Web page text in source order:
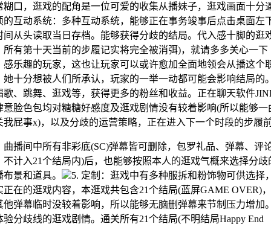
糊口，逛戏的配角是一位可爱的收集从播妹子，逛戏画面十分
的互动系统：多种互动系统，能够正在事务竣事后点击桌面左
间从头读取当日存档。能够获得分歧的结局。代入感十脚的逛
所有第十天当前的步履记实将完全被消弭)，就请多多关心一下
感乐趣的玩家，这也让玩家可以或许愈加全面地领会从播这个
她十分想被人们所承认，玩家的一举一动都可能会影响结局的
歌、跳舞、逛戏等，获得更多的粉丝和收益。正在聊天软件
意脸色包均对糖糖好感度及逛戏剧情没有较着影响(所以能够一
我屁事x)，以及分歧的运营策略，正在进入下一个时段的步履
间中所有非彩底(SC)弹幕皆可删除，包罗礼品、弹幕、评
不计入21个结局内)后，也能够按照本人的逛戏气概来选择分歧
布景和道具。
5. 定制：逛戏中有多种服拆和粉饰物可供选择
正在的逛戏内容，本逛戏共包含21个结局(蓝屏GAME OVER)
他弹幕临时没较着影响，所以能够无脑删弹幕来节制压力增加
验分歧线的逛戏剧情。通关所有21个结局(不明结局Happy End